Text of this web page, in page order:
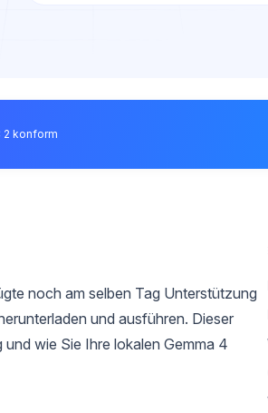
2 konform
noch am selben Tag Unterstützung
und ausführen. Dieser
wie Sie Ihre lokalen Gemma 4